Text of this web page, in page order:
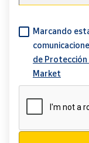
Marcando
de
Market